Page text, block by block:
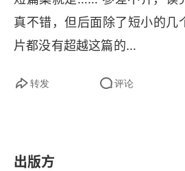
真不错，但后面除了短小的几
片都没有超越这篇的…
转发 评论
出版方